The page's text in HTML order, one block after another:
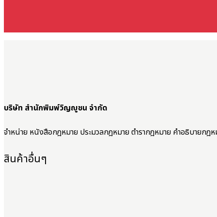
บริษัท สำนักพิมพ์วิญญูชน จำกัด
จำหน่าย หนังสือกฎหมาย ประมวลกฎหมาย ตำรากฎหมาย คำอธิบายกฎห
สินค้าอื่นๆ